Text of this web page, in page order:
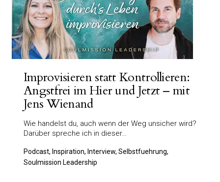
Improvisieren statt Kontrollieren:
Angstfrei im Hier und Jetzt – mit
Jens Wienand
Wie handelst du, auch wenn der Weg unsicher wird?
Darüber spreche ich in dieser…
Podcast, Inspiration, Interview, Selbstfuehrung,
Soulmission Leadership